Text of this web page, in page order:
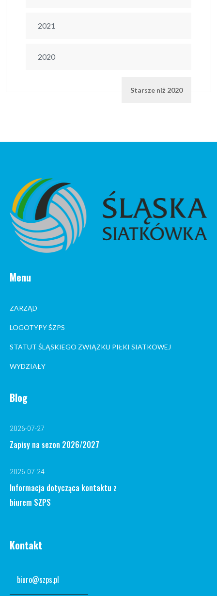
2021
2020
Starsze niż 2020
Menu
ZARZĄD
LOGOTYPY ŚZPS
STATUT ŚLĄSKIEGO ZWIĄZKU PIŁKI SIATKOWEJ
WYDZIAŁY
Blog
2026-07-27
Zapisy na sezon 2026/2027
2026-07-24
Informacja dotycząca kontaktu z
biurem SZPS
Kontakt
biuro@szps.pl